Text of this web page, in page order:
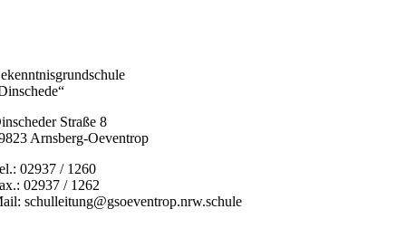
Straße 8
Arnsberg-Oeventrop
02937 / 1260
02937 / 1262
schulleitung@gsoeventrop.nrw.schule